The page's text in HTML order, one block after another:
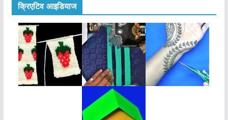
क्रिएटिव आइडियाज